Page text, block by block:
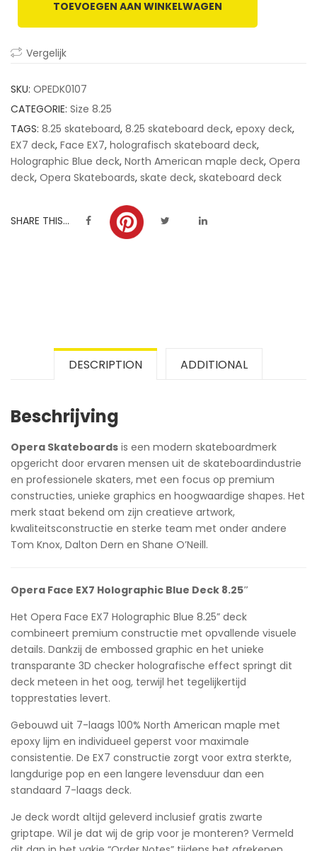
customer
ratings
TOEVOEGEN AAN WINKELWAGEN
Vergelijk
SKU: OPEDK0107
CATEGORIE: Size 8.25
TAGS: 8.25 skateboard, 8.25 skateboard deck, epoxy deck,
EX7 deck, Face EX7, holografisch skateboard deck,
Holographic Blue deck, North American maple deck, Opera
deck, Opera Skateboards, skate deck, skateboard deck
SHARE THIS...
DESCRIPTION ADDITIONAL
Beschrijving
Opera Skateboards is een modern skateboardmerk
opgericht door ervaren mensen uit de skateboardindustrie
en professionele skaters, met een focus op premium
constructies, unieke graphics en hoogwaardige shapes. Het
merk staat bekend om zijn creatieve artwork,
kwaliteitsconstructie en sterke team met onder andere
Tom Knox, Dalton Dern en Shane O’Neill.
Opera Face EX7 Holographic Blue Deck 8.25″
Het Opera Face EX7 Holographic Blue 8.25” deck
combineert premium constructie met opvallende visuele
details. Dankzij de embossed graphic en het unieke
transparante 3D checker holografische effect springt dit
deck meteen in het oog, terwijl het tegelijkertijd
topprestaties levert.
Gebouwd uit 7-laags 100% North American maple met
epoxy lijm en individueel geperst voor maximale
consistentie. De EX7 constructie zorgt voor extra sterkte,
langdurige pop en een langere levensduur dan een
standaard 7-laags deck.
Je deck wordt altijd geleverd inclusief gratis zwarte
griptape. Wil je dat wij de grip voor je monteren? Vermeld